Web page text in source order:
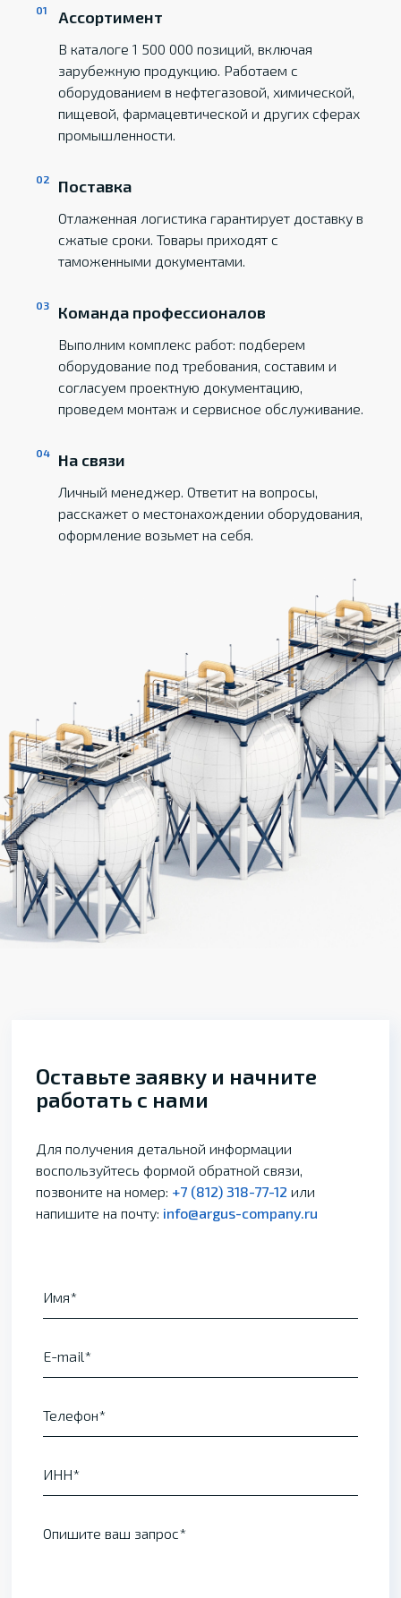
Ассортимент
В каталоге 1 500 000 позиций, включая
зарубежную продукцию. Работаем с
оборудованием в нефтегазовой, химической,
пищевой, фармацевтической и других сферах
промышленности.
Поставка
Отлаженная логистика гарантирует доставку в
сжатые сроки. Товары приходят с
таможенными документами.
Команда профессионалов
Выполним комплекс работ: подберем
оборудование под требования, составим и
согласуем проектную документацию,
проведем монтаж и сервисное обслуживание.
На связи
Личный менеджер. Ответит на вопросы,
расскажет о местонахождении оборудования,
оформление возьмет на себя.
Оставьте заявку и начните
работать с нами
Для получения детальной информации
воспользуйтесь формой обратной связи,
позвоните на номер: +7 (812) 318-77-12 или
напишите на почту: info@argus-company.ru
Имя
E-mail
Телефон
ИНН
Опишите ваш запрос